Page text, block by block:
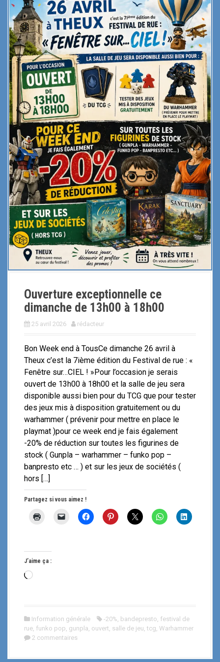
Ouverture exceptionnelle ce
dimanche de 13h00 à 18h00
25 avril 2026 rédacteur
Bon Week end à TousCe dimanche 26 avril à
Theux c’est la 7ième édition du Festival de rue : «
Fenêtre sur…CIEL ! »Pour l’occasion je serais
ouvert de 13h00 à 18h00 et la salle de jeu sera
disponible aussi bien pour du TCG que pour tester
des jeux mis à disposition gratuitement ou du
warhammer ( prévenir pour mettre en place le
playmat )pour ce week end je fais également
-20% de réduction sur toutes les figurines de
stock ( Gunpla – warhammer – funko pop –
banpresto etc … ) et sur les jeux de sociétés (
hors […]
Partagez si vous aimez !
J’aime ça :
C
g
e
e
Information générale -20%, bandepresto, festival de
rue, funko pop, gunpla, ouvert, salle de jeu, tcg, Warhammer
2 commentaires